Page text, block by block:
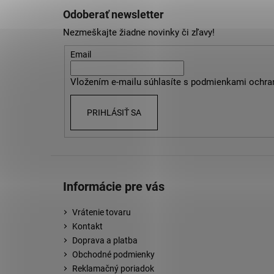
Odoberať newsletter
Nezmeškajte žiadne novinky či zľavy!
Email
Vložením e-mailu súhlasíte s podmienkami
PRIHLÁSIŤ SA
Informácie pre vás
Vrátenie tovaru
Kontakt
Doprava a platba
Obchodné podmienky
Reklamačný poriadok